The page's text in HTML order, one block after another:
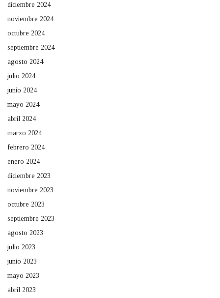
diciembre 2024
noviembre 2024
octubre 2024
septiembre 2024
agosto 2024
julio 2024
junio 2024
mayo 2024
abril 2024
marzo 2024
febrero 2024
enero 2024
diciembre 2023
noviembre 2023
octubre 2023
septiembre 2023
agosto 2023
julio 2023
junio 2023
mayo 2023
abril 2023